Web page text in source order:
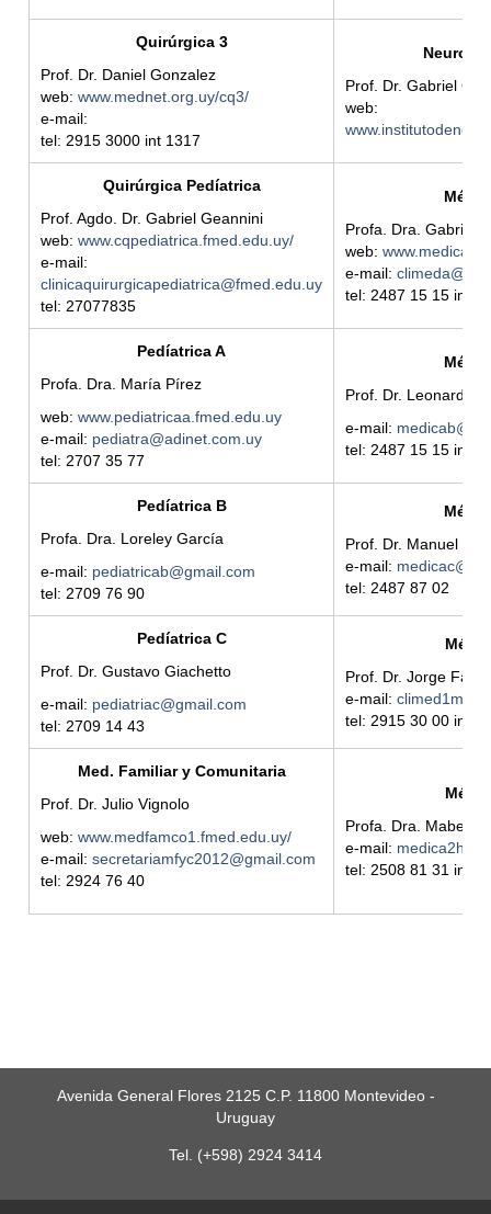
Quirúrgica 3
Prof. Dr. Daniel Gonzalez
web:www.mednet.org.uy/cq3/
e-mail:
tel: 2915 3000 int 1317
Prof. Dr. Gabriel
web:
Quirúrgica Pedíatrica
Prof. Agdo. Dr. Gabriel Geannini
web:www.cqpediatrica.fmed.edu.uy/
e-mail:
clinicaquirurgicapediatrica@fmed.edu.uy
tel: 27077835
Profa. Dra. Gabriela
web:
e-mail:
tel: 2487 15 15 int.
Pedíatrica A
Profa. Dra. María Pírez
web:www.pediatricaa.fmed.edu.uy
e-mail: pediatra@adinet.com.uy
tel: 2707 35 77
Prof. Dr. Leonardo
e-mail:
tel: 2487 15 15 int.
Pedíatrica B
Profa. Dra. Loreley García
e-mail: pediatricab@gmail.com
tel: 2709 76 90
Prof. Dr. Manuel Baz
e-mail:
tel: 2487 87 02
Pedíatrica C
Prof. Dr. Gustavo Giachetto
e-mail: pediatriac@gmail.com
tel: 2709 14 43
Prof. Dr. Jorge Facal
e-mail:
tel: 2915 30 00 int.
Med. Familiar y Comunitaria
Prof. Dr. Julio Vignolo
web:www.medfamco1.fmed.edu.uy/
e-mail:secretariamfyc2012@gmail.com
tel: 2924 76 40
Profa. Dra. Mabel
e-mail:
tel: 2508 81 31 int.
Avenida General Flores 2125 C.P. 11800 Montevideo -
Uruguay
Tel. (+598) 2924 3414